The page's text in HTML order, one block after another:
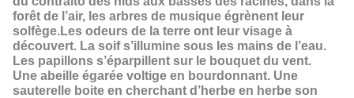
forêt de l’air, les arbres de musique égrènent leur
solfège.Les odeurs de la terre ont leur visage à
découvert. La soif s’illumine sous les mains de l’eau.
Les papillons s’éparpillent sur le bouquet du vent.
Une abeille égarée voltige en bourdonnant. Une
sauterelle boite en cherchant d’herbe en herbe son